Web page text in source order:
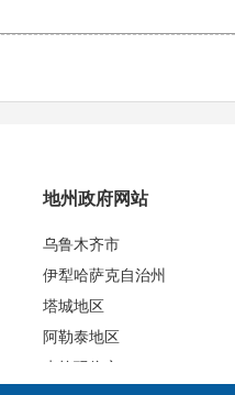
地州政府网站
乌鲁木齐市
伊犁哈萨克自治州
塔城地区
阿勒泰地区
克拉玛依市